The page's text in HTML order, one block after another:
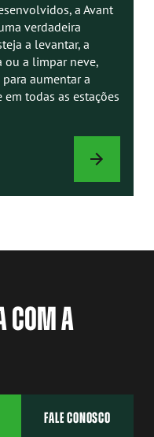
a Avant
verdadeira
a levantar, a
ou a limpar neve,
aumentar a
todas as estações
ACESSÓRIOS
COM A
FALE CONOSCO